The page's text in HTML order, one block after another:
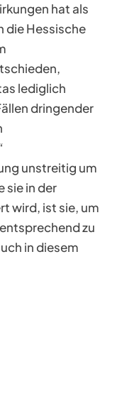
hat als
die Hessische
lediglich
dringender
unstreitig um
sie in der
wird, ist sie, um
zu
in diesem